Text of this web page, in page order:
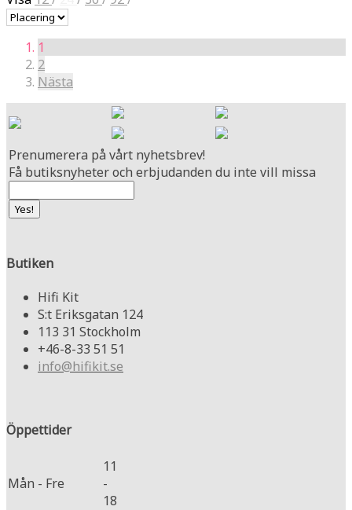
1
2
Nästa
Prenumerera på vårt nyhetsbrev!
Få butiksnyheter och erbjudanden du inte vill missa
Butiken
Hifi Kit
S:t Eriksgatan 124
113 31 Stockholm
+46-8-33 51 51
info@hifikit.se
Öppettider
Mån - Fre
11
-
18